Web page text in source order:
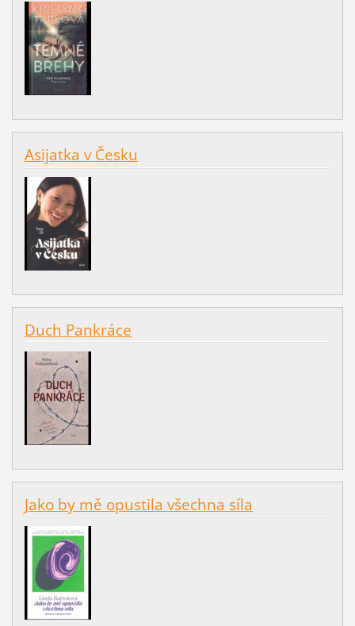
Asijatka v Česku
Duch Pankráce
Jako by mě opustila všechna síla